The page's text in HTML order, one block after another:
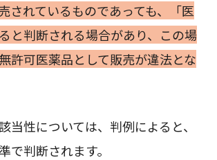
されているものであっても、「医
と判断される場合があり、この場
許可医薬品として販売が違法とな
当性については、判例によると、
で判断されます。